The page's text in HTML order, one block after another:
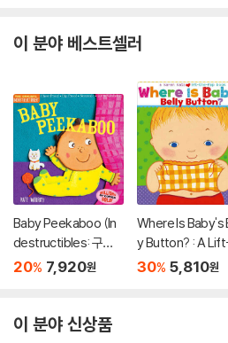
이 분야 베스트셀러
Baby Peekaboo (In
destructibles: 구강
기 아이를 위한 츄잉북
20% 7,920원
Where Is Baby's
y Button? : A
e-Flap Book
30% 5,810원
이 분야 신상품